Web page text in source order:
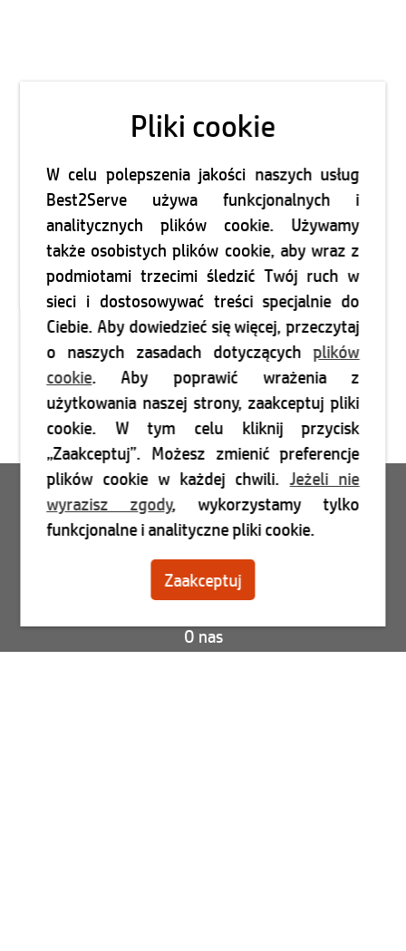
Login
Zarejestruj się
Skontaktuj się
O nas
Pliki cookie
W celu polepszenia jakości naszych usług
Best2Serve używa funkcjonalnych i
analitycznych plików cookie. Używamy
także osobistych plików cookie, aby wraz z
podmiotami trzecimi śledzić Twój ruch w
sieci i dostosowywać treści specjalnie do
Ciebie. Aby dowiedzieć się więcej, przeczytaj
o naszych zasadach dotyczącychplików
cookie. Aby poprawić wrażenia z
użytkowania naszej strony, zaakceptuj pliki
cookie. W tym celu kliknij przycisk
„Zaakceptuj”. Możesz zmienić preferencje
plików cookie w każdej chwili.Jeżeli nie
wyrazisz zgody, wykorzystamy tylko
funkcjonalne i analityczne pliki cookie.
Zaakceptuj